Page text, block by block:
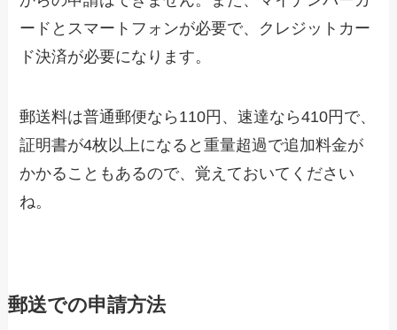
ードとスマートフォンが必要で、クレジットカー
ド決済が必要になります。
郵送料は普通郵便なら110円、速達なら410円で、
証明書が4枚以上になると重量超過で追加料金が
かかることもあるので、覚えておいてください
ね。
郵送での申請方法